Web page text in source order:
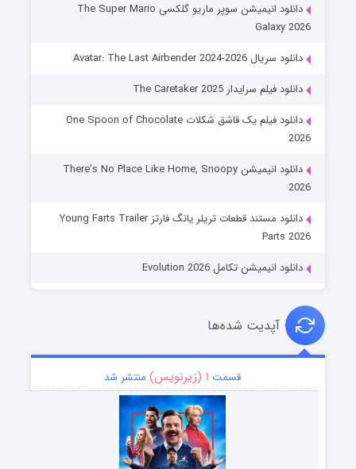
دانلود انیمیشن سوپر ماریو گلکسی The Super Mario
Galaxy 2026
دانلود سریال Avatar: The Last Airbender 2024-2026
دانلود فیلم سرایدار The Caretaker 2025
دانلود فیلم یک قاشق شکلات One Spoon of Chocolate
2026
دانلود انیمیشن There’s No Place Like Home, Snoopy
2026
دانلود مستند قطعات تریلر یانگ فارتز Young Farts Trailer
Parts 2026
دانلود انیمیشن تکامل Evolution 2026
آپدیت شده‌ها
قسمت ۱ (زیرنویس) منتشر شد